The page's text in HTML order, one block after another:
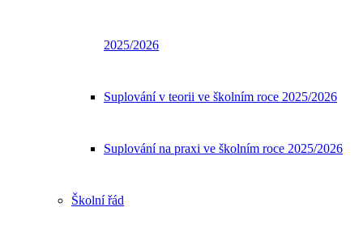
2025/2026
Suplování v teorii ve školním roce 2025/2026
Suplování na praxi ve školním roce 2025/2026
Školní řád